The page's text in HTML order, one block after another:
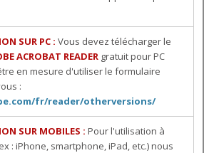
SUR PC : Vous devez télécharger le
ACROBAT READER gratuit pour PC
en mesure d'utiliser le formulaire
:
fr/reader/otherversions/
SUR MOBILES : Pour l'utilisation à
: iPhone, smartphone, iPad, etc.) nous